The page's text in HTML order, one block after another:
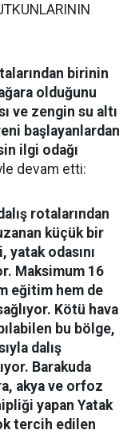
birinin
olduğunu
ve zengin su altı
başlayanlardan
ilgi odağı
devam etti:
rotalarından
küçük bir
yatak odasını
Maksimum 16
eğitim hem de
Kötü hava
bu bölge,
dalış
Barakuda
akya ve orfoz
yapan Yatak
tercih edilen